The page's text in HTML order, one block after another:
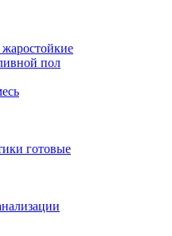
пол
готовые